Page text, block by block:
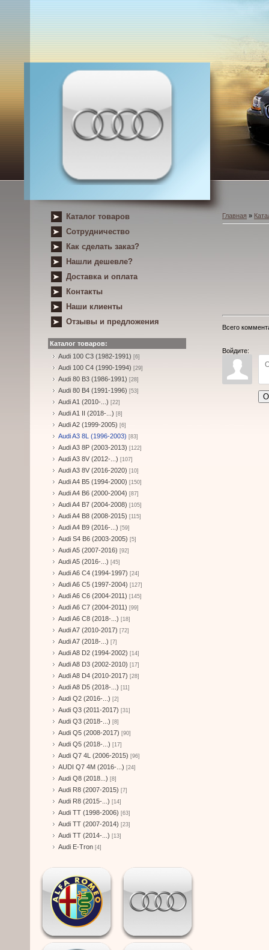
Каталог товаров
Сотрудничество
Как сделать заказ?
Нашли дешевле?
Доставка и оплата
Контакты
Наши клиенты
Отзывы и предложения
Каталог товаров:
Audi 100 C3 (1982-1991) [6]
Audi 100 C4 (1990-1994) [29]
Audi 80 B3 (1986-1991) [28]
Audi 80 B4 (1991-1996) [53]
Audi A1 (2010-...) [22]
Audi A1 II (2018-...) [8]
Audi A2 (1999-2005) [6]
Audi A3 8L (1996-2003) [83]
Audi A3 8P (2003-2013) [122]
Audi A3 8V (2012-...) [107]
Audi A3 8V (2016-2020) [10]
Audi A4 B5 (1994-2000) [150]
Audi A4 B6 (2000-2004) [87]
Audi A4 B7 (2004-2008) [105]
Audi A4 B8 (2008-2015) [115]
Audi A4 B9 (2016-...) [59]
Audi S4 B6 (2003-2005) [5]
Audi A5 (2007-2016) [92]
Audi A5 (2016-...) [45]
Audi A6 C4 (1994-1997) [24]
Audi A6 C5 (1997-2004) [127]
Audi A6 C6 (2004-2011) [145]
Audi A6 C7 (2004-2011) [99]
Audi A6 C8 (2018-...) [18]
Audi A7 (2010-2017) [72]
Audi A7 (2018-...) [7]
Audi A8 D2 (1994-2002) [14]
Audi A8 D3 (2002-2010) [17]
Audi A8 D4 (2010-2017) [28]
Audi A8 D5 (2018-...) [11]
Audi Q2 (2016-...) [2]
Audi Q3 (2011-2017) [31]
Audi Q3 (2018-...) [8]
Audi Q5 (2008-2017) [90]
Audi Q5 (2018-...) [17]
Audi Q7 4L (2006-2015) [96]
AUDI Q7 4M (2016-...) [24]
Audi Q8 (2018...) [8]
Audi R8 (2007-2015) [7]
Audi R8 (2015-...) [14]
Audi TT (1998-2006) [63]
Audi TT (2007-2014) [23]
Audi TT (2014-...) [13]
Audi E-Tron [4]
Главная »
Всего
Войдите: